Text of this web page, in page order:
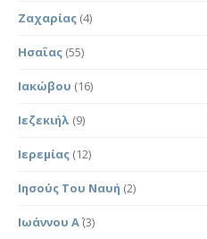
Ζαχαρίας (4)
Ησαΐας (55)
Ιακώβου (16)
Ιεζεκιήλ (9)
Ιερεμίας (12)
Ιησούς Του Ναυή (2)
Ιωάννου Α΄(3)